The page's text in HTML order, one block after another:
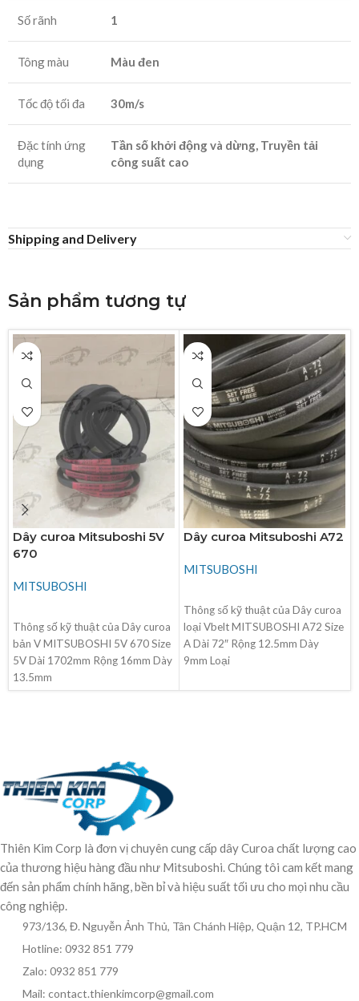
Số rãnh 1
Tông màu Màu đen
Tốc độ tối đa 30m/s
Đặc tính ứng
dụng
Tần số khởi động và dừng, Truyền tải
công suất cao
Shipping and Delivery
Sản phẩm tương tự
Dây curoa Mitsuboshi 5V
670
MITSUBOSHI
Thông số kỹ thuật của Dây curoa
bản V MITSUBOSHI 5V 670 Size
5V Dài 1702mm Rộng 16mm Dày
13.5mm
Dây curoa Mitsuboshi A72
MITSUBOSHI
Thông số kỹ thuật của Dây curoa
loại Vbelt MITSUBOSHI A72 Size
A Dài 72″ Rộng 12.5mm Dày
9mm Loại
Thiên Kim Corp là đơn vị chuyên cung cấp dây Curoa chất lượng cao
của thương hiệu hàng đầu như Mitsuboshi. Chúng tôi cam kết mang
đến sản phẩm chính hãng, bền bỉ và hiệu suất tối ưu cho mọi nhu cầu
công nghiệp.
973/136, Đ. Nguyễn Ảnh Thủ, Tân Chánh Hiệp, Quận 12, TP.HCM
Hotline: 0932 851 779
Zalo: 0932 851 779
Mail: contact.thienkimcorp@gmail.com